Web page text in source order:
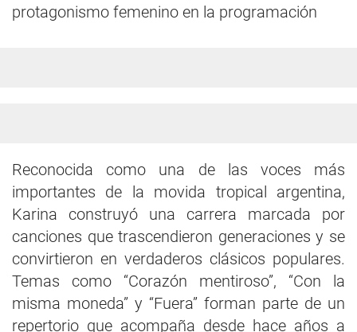
protagonismo femenino en la programación
Reconocida como una de las voces más
importantes de la movida tropical argentina,
Karina construyó una carrera marcada por
canciones que trascendieron generaciones y se
convirtieron en verdaderos clásicos populares.
Temas como “Corazón mentiroso”, “Con la
misma moneda” y “Fuera” forman parte de un
repertorio que acompaña desde hace años a